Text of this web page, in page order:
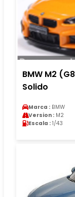
BMW M2
Solido
Marca : BMW
Version : M2
Escala : 1/43